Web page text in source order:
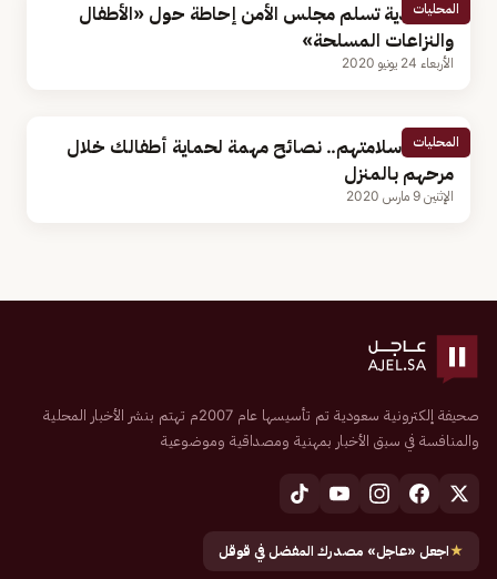
المحليات
السعودية تسلم مجلس الأمن إحاطة حول «الأطفال
والنزاعات المسلحة»
الأربعاء 24 يونيو 2020
المحليات
لتأمين سلامتهم.. نصائح مهمة لحماية أطفالك خلال
مرحهم بالمنزل
الإثنين 9 مارس 2020
صحيفة إلكترونية سعودية تم تأسيسها عام 2007م تهتم بنشر الأخبار المحلية
والمنافسة في سبق الأخبار بمهنية ومصداقية وموضوعية
★اجعل «عاجل» مصدرك المفضل في قوقل